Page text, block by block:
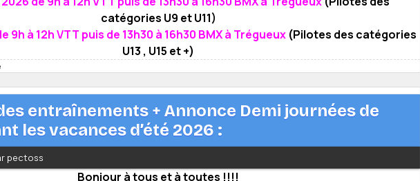
catégories U9 et U11)
9h à 12h VTT puis de 13h30 à 16h30 BMX à Trégueux(Pilotes des catégories
U13 , U15 et +)
entraînements + Annonce Demi journées de
les vacances d’été 2026 :
pectoss
Bonjour à tous et à toutes !!!!